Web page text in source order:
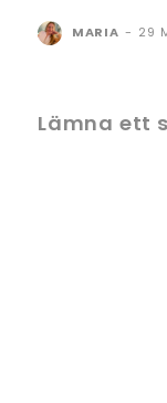
MARIA - 29
Lämna ett